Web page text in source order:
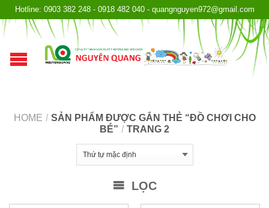
Hotline: 0903 382 248 - 0918 482 040 - quangnguyen972@gmail.com
HOME / SẢN PHẨM ĐƯỢC GẮN THẺ “ĐỒ CHƠI CHO
BÉ” / TRANG 2
LỌC